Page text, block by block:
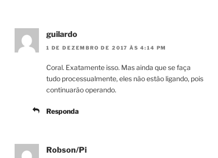
guilardo
1 DE DEZEMBRO DE 2017 ÀS 4:14 PM
Coral. Exatamente isso. Mas ainda que se faça
tudo processualmente, eles não estão ligando, pois
continuarão operando.
Responda
Robson/Pi